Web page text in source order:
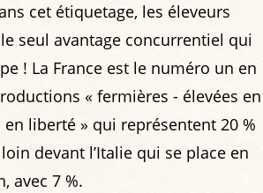
cet étiquetage, les éleveurs
seul avantage concurrentiel qui
! La France est le numéro un en
« fermières - élevées en
liberté » qui représentent 20 %
devant l’Italie qui se place en
avec 7 %.